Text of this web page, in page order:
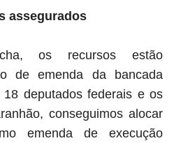
assegurados
os recursos estão
de emenda da bancada
18 deputados federais e os
conseguimos alocar
emenda de execução